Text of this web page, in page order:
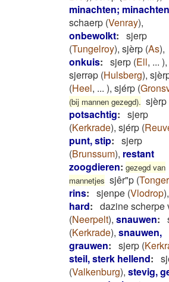
minachten;
schaerp (Venray),
onbewolkt: sjerp
(Tungelroy), sjèrp (As),
onkuis: sjerp (Ell, ... ),
sjerrəp (Hulsberg),
(Heel, ... ), sjérp (
(bij mannen gezegd). sjèrp
potsachtig: sjerp
(Kerkrade), sjérp (
punt, stip: sjerp
(Brunssum), restant
zoogdieren: gezegd van
mannetjes sjêr"p (
rins: sjenpe (Vlodrop),
hard: dazine scherpe
(Neerpelt), snauwen:
(Kerkrade), snauwen,
grauwen: sjerp (
steil, sterk hellend:
(Valkenburg), stevig,